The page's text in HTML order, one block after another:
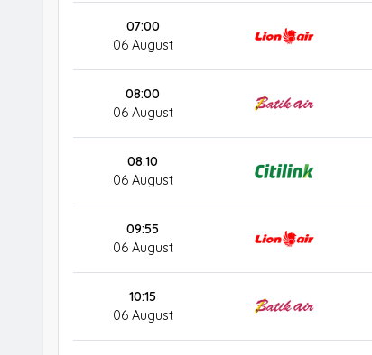
07:00
06 August
08:00
06 August
08:10
06 August
09:55
06 August
10:15
06 August